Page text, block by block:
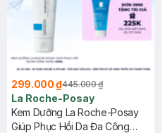
299.000 ₫445.000 ₫
La Roche-Posay
Kem Dưỡng La Roche-Posay
Giúp Phục Hồi Da Đa Công